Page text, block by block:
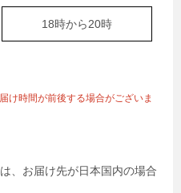
18時から20時
け時間が前後する場合がございま
、お届け先が日本国内の場合